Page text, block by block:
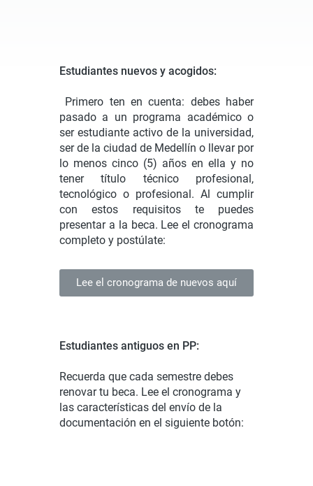
Estudiantes nuevos y acogidos:
Primero ten en cuenta: debes haber
pasado a un programa académico o
ser estudiante activo de la universidad,
ser de la ciudad de Medellín o llevar por
lo menos cinco (5) años en ella y no
tener título técnico profesional,
tecnológico o profesional. Al cumplir
con estos requisitos te puedes
presentar a la beca. Lee el cronograma
completo y postúlate:
Lee el cronograma de nuevos aquí
Estudiantes antiguos en PP:
Recuerda que cada semestre debes
renovar tu beca. Lee el cronograma y
las características del envío de la
documentación en el siguiente botón: